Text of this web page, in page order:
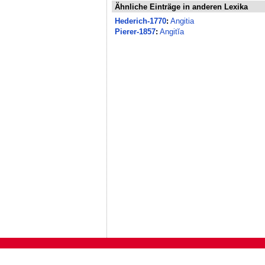
Ähnliche Einträge in anderen Lexika
Hederich-1770: Angitia
Pierer-1857: Angitĭa